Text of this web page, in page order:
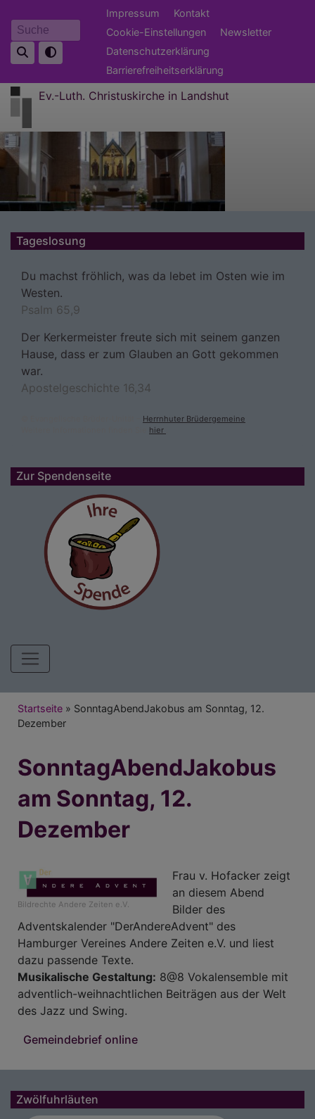
zum
Inhalt
Suche
Fußbereichsmenü
Impressum
Kontakt
Cookie-Einstellungen
Newsletter
Datenschutzerklärung
Barrierefreiheitserklärung
Ev.-Luth. Christuskirche in Landshut
Tageslosung
Du machst fröhlich, was da lebet im Osten wie im
Westen.
Psalm 65,9
Der Kerkermeister freute sich mit seinem ganzen
Hause, dass er zum Glauben an Gott gekommen
war.
Apostelgeschichte 16,34
Herrnhuter Brüdergemeine
hier
Zur Spendenseite
Hauptnavigation
Breadcrumb
Startseite
SonntagAbendJakobus am Sonntag, 12.
Dezember
SonntagAbendJakobus
am Sonntag, 12.
Dezember
Bildrechte Andere Zeiten e.V.
Frau v. Hofacker zeigt
an diesem Abend
Bilder des
Adventskalender "DerAndereAdvent" des
Hamburger Vereines Andere Zeiten e.V. und liest
dazu passende Texte.
Musikalische Gestaltung: 8@8 Vokalensemble mit
adventlich-weihnachtlichen Beiträgen aus der Welt
des Jazz und Swing.
Gemeindebrief online
Zwölfuhrläuten